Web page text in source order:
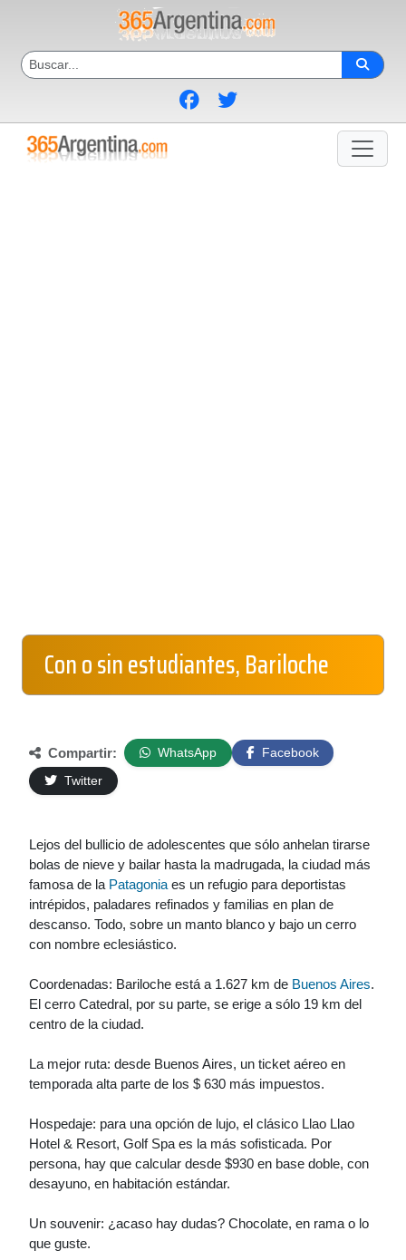
Con o sin estudiantes, Bariloche
Compartir: WhatsApp
Facebook
Twitter
Lejos del bullicio de adolescentes que sólo anhelan tirarse
bolas de nieve y bailar hasta la madrugada, la ciudad más
famosa de la Patagonia es un refugio para deportistas
intrépidos, paladares refinados y familias en plan de
descanso. Todo, sobre un manto blanco y bajo un cerro
con nombre eclesiástico.
Coordenadas: Bariloche está a 1.627 km de Buenos Aires.
El cerro Catedral, por su parte, se erige a sólo 19 km del
centro de la ciudad.
La mejor ruta: desde Buenos Aires, un ticket aéreo en
temporada alta parte de los $ 630 más impuestos.
Hospedaje: para una opción de lujo, el clásico Llao Llao
Hotel & Resort, Golf Spa es la más sofisticada. Por
persona, hay que calcular desde $930 en base doble, con
desayuno, en habitación estándar.
Un souvenir: ¿acaso hay dudas? Chocolate, en rama o lo
que guste.